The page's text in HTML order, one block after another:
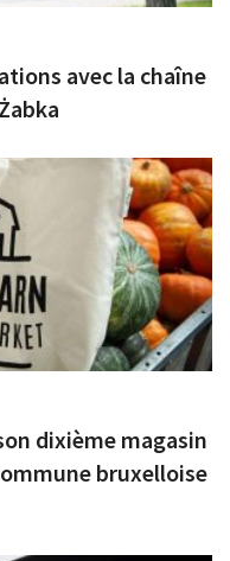
avec la chaîne
dixième magasin
bruxelloise